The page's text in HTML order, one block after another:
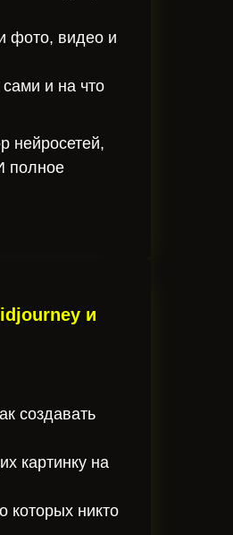
фото, видео и
и на что
нейросетей,
полное
и
создавать
картинку на
которых никто